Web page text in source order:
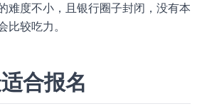
难度不小，且银行圈子封闭，没有本
比较吃力。
合报名